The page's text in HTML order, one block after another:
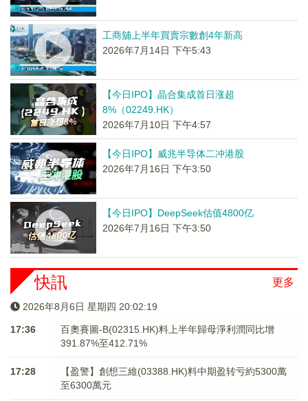
工商舖上半年買賣宗數創4年新高
2026年7月14日 下午5:43
【今日IPO】晶合集成首日涨超
8%（02249.HK）
2026年7月10日 下午4:57
【今日IPO】威兆半导体二冲港股
2026年7月16日 下午3:50
【今日IPO】DeepSeek估值4800亿
2026年7月16日 下午3:50
更多
快訊
2026年8月6日 星期四 20:02:19
17:36
百奧賽圖-B(02315.HK)料上半年歸母淨利潤同比增
391.87%至412.71%
17:28
【盈警】創想三維(03388.HK)料中期盈转亏約5300萬
至6300萬元